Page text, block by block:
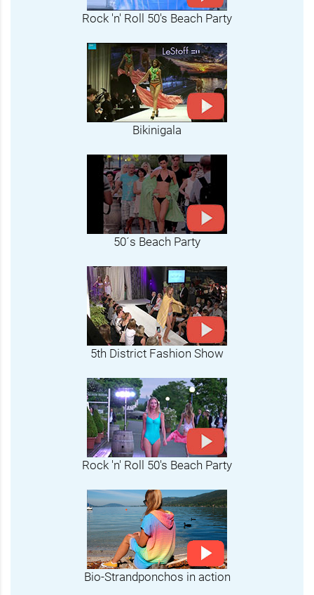
Rock 'n' Roll 50's Beach Party
Bikinigala
50´s Beach Party
5th District Fashion Show
Rock 'n' Roll 50's Beach Party
Bio-Strandponchos in action